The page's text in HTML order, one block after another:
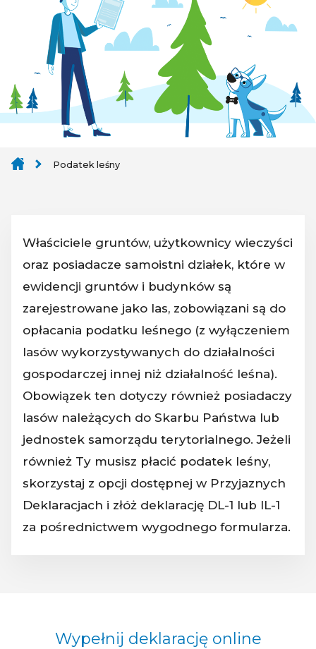
Podatek leśny
Właściciele gruntów, użytkownicy wieczyści
oraz posiadacze samoistni działek, które w
ewidencji gruntów i budynków są
zarejestrowane jako las, zobowiązani są do
opłacania podatku leśnego (z wyłączeniem
lasów wykorzystywanych do działalności
gospodarczej innej niż działalność leśna).
Obowiązek ten dotyczy również posiadaczy
lasów należących do Skarbu Państwa lub
jednostek samorządu terytorialnego. Jeżeli
również Ty musisz płacić podatek leśny,
skorzystaj z opcji dostępnej w Przyjaznych
Deklaracjach i złóż deklarację DL-1 lub IL-1
za pośrednictwem wygodnego formularza.
Wypełnij deklarację online